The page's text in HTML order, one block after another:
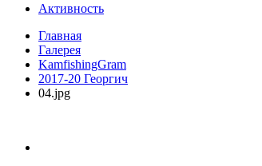
Активность
Главная
Галерея
KamfishingGram
2017-20 Георгич
04.jpg